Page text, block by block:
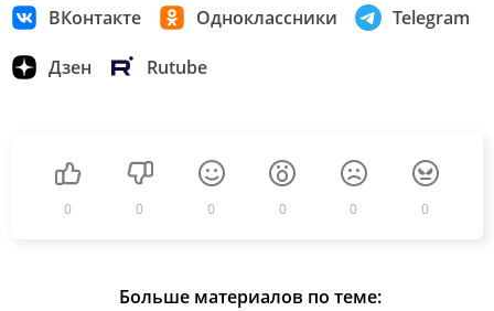
ВКонтакте Одноклассники Telegram
Дзен Rutube
0 0 0 0 0 0
Больше материалов по теме: